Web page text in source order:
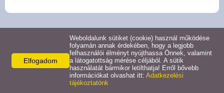
Adatkezelési tájékoztató
Oldal információk Impresszum
Elfogadom
Weboldalunk sütiket (cookie) használ működése
folyamán annak érdekében, hogy a legjobb
felhasználói élményt nyújthassa Önnek, valamint
a látogatottság mérése céljából. A sütik
használatát bármikor letilthatja! Erről bővebb
információkat olvashat itt: Adatkezelési
tájékoztatónk